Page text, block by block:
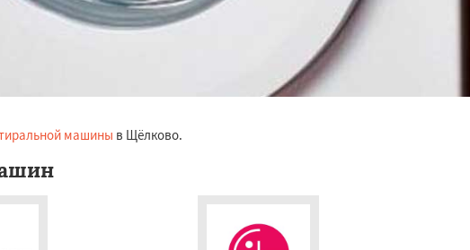
машины в Щёлково.